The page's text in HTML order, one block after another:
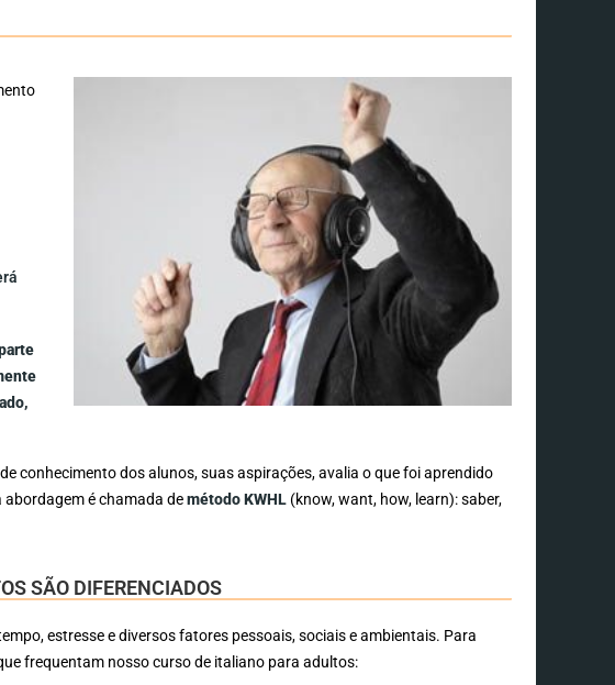
conhecimento dos alunos, suas aspirações, avalia o que foi aprendido
abordagem é chamada demétodo KWHL (know, want, how, learn): saber,
SÃO DIFERENCIADOS
estresse e diversos fatores pessoais, sociais e ambientais. Para
frequentam nosso curso de italiano para adultos: